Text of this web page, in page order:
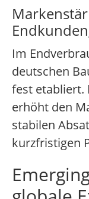
Im
deutschen
fest etabliert.
erhöht den
stabilen
kurzfristigen